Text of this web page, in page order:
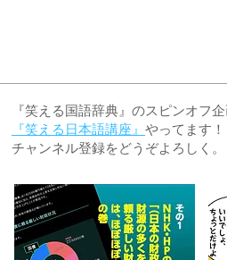
『笑える国語辞典』のスピンオフ
『笑える日本語講座』 やってます！
チャンネル登録をどうぞよろしく。